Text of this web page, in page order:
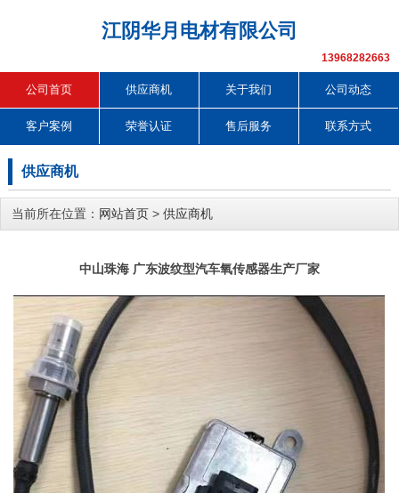
江阴华月电材有限公司
13968282663
公司首页 供应商机 关于我们 公司动态
客户案例 荣誉认证 售后服务 联系方式
供应商机
当前所在位置： 网站首页 > 供应商机
中山珠海 广东波纹型汽车氧传感器生产厂家